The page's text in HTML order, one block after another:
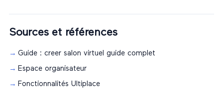
Sources et références
Guide : creer salon virtuel guide complet
Espace organisateur
Fonctionnalités Ultiplace